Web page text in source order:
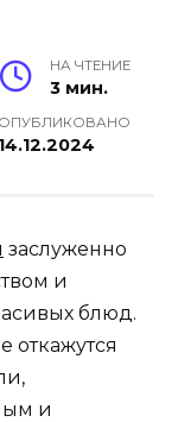
НА ЧТЕНИЕ
3 мин.
ОПУБЛИКОВАНО
14.12.2024
заслуженно
и
блюд.
откажутся
и